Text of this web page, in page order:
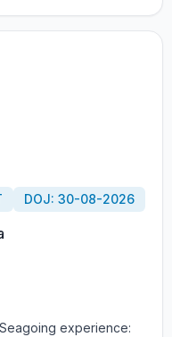
DOJ: 30-08-2026
experience: